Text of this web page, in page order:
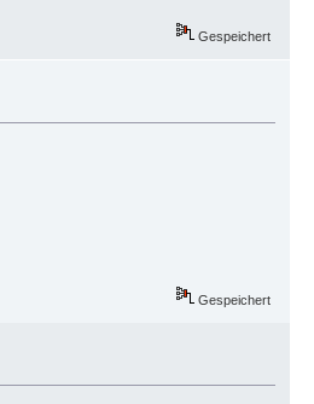
Gespeichert
Gespeichert